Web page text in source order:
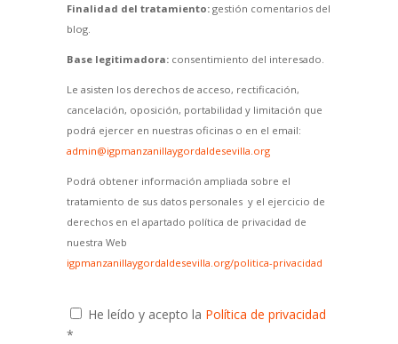
Finalidad del tratamiento:gestión comentarios del
blog.
Base legitimadora:consentimiento del interesado.
Le asisten los derechos de acceso, rectificación,
cancelación, oposición, portabilidad y limitación que
podrá ejercer en nuestras oficinas o en el email:
admin@igpmanzanillaygordaldesevilla.org
Podrá obtener información ampliada sobre el
tratamiento de sus datos personales y el ejercicio de
derechos en el apartado política de privacidad de
nuestra Web
igpmanzanillaygordaldesevilla.org/politica-privacidad
He leído y acepto la Política de privacidad
*